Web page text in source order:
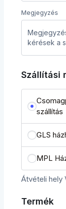
Megjegyzés
Szállítási
szállítás
GLS
MPL
Átvételi hely
Termék